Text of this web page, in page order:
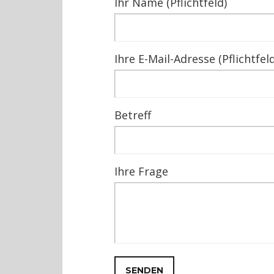
Ihre E-Mail-Adresse
Betreff
Ihre Frage